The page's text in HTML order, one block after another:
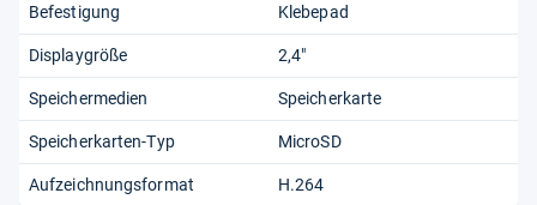
Befestigung Klebepad
Displaygröße 2,4"
Speichermedien Speicherkarte
Speicherkarten-Typ MicroSD
Aufzeichnungsformat
H.264